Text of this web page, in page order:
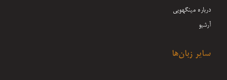
درباره مینگهویی
آرشیو
سایر زبان‌ها